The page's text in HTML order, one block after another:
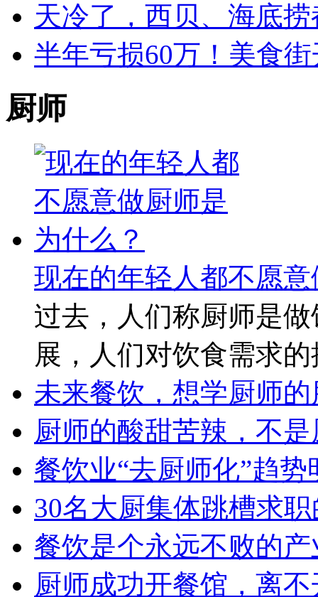
天冷了，西贝、海底
半年亏损60万！美食
厨师
现在的年轻人都不愿
过去，人们称厨师是
展，人们对饮食需求
未来餐饮，想学厨师
厨师的酸甜苦辣，不
餐饮业“去厨师化”趋
30名大厨集体跳槽求
餐饮是个永远不败的
厨师成功开餐馆，离